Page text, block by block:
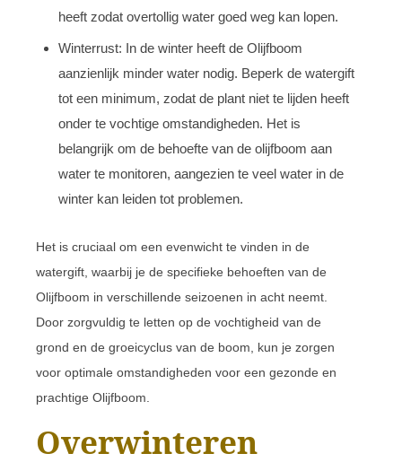
heeft zodat overtollig water goed weg kan lopen.
Winterrust: In de winter heeft de Olijfboom
aanzienlijk minder water nodig. Beperk de watergift
tot een minimum, zodat de plant niet te lijden heeft
onder te vochtige omstandigheden. Het is
belangrijk om de behoefte van de olijfboom aan
water te monitoren, aangezien te veel water in de
winter kan leiden tot problemen.
Het is cruciaal om een evenwicht te vinden in de
watergift, waarbij je de specifieke behoeften van de
Olijfboom in verschillende seizoenen in acht neemt.
Door zorgvuldig te letten op de vochtigheid van de
grond en de groeicyclus van de boom, kun je zorgen
voor optimale omstandigheden voor een gezonde en
prachtige Olijfboom.
Overwinteren